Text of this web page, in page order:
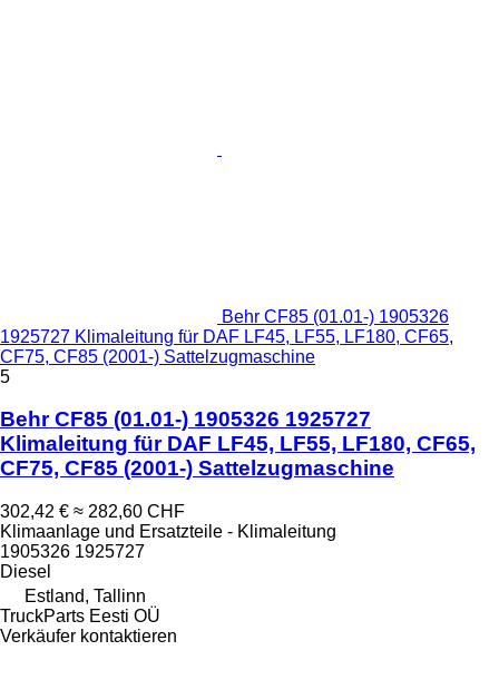
Behr CF85 (01.01-) 1905326
1925727 Klimaleitung für DAF LF45, LF55, LF180, CF65,
CF75, CF85 (2001-) Sattelzugmaschine
5
Behr CF85 (01.01-) 1905326 1925727
Klimaleitung für DAF LF45, LF55, LF180, CF65,
CF75, CF85 (2001-) Sattelzugmaschine
302,42 € ≈ 282,60 CHF
Klimaanlage und Ersatzteile - Klimaleitung
1905326 1925727
Diesel
Estland, Tallinn
TruckParts Eesti OÜ
Verkäufer kontaktieren